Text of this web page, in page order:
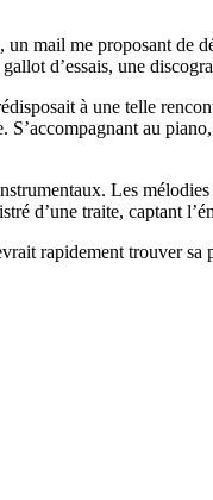
un mail me proposant
d’essais, une
à une telle
au
Les
d’une traite, captant
rapidement trouver